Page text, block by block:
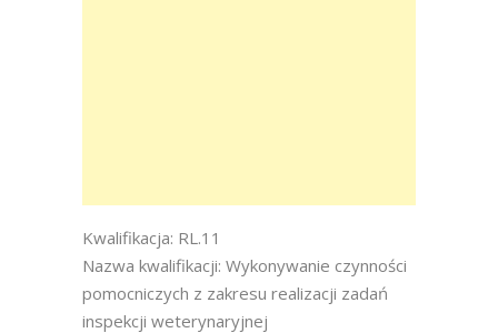
Kwalifikacja: RL.11
Nazwa kwalifikacji: Wykonywanie czynności
pomocniczych z zakresu realizacji zadań
inspekcji weterynaryjnej